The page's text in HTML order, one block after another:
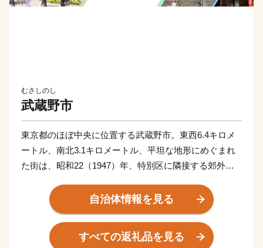
むさしのし
武蔵野市
東京都のほぼ中央に位置する武蔵野市。東西6.4キロメ
ートル、南北3.1キロメートル、平坦な地形にめぐまれ
た街は、昭和22（1947）年、特別区に隣接する郊外住
本市は、施策の計画・展開にあたって、早くから市民参
加を掲げ、先駆的に取り組んできました。高い市民意識
に基づいて策定された長期計画(10年から12年周期)とこ
自治体情報を見る
すべての返礼品を見る